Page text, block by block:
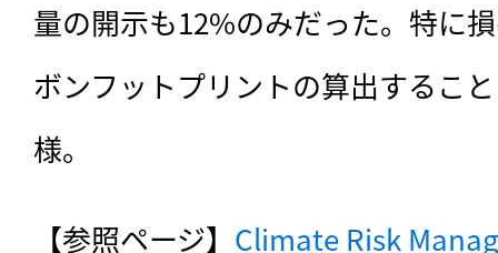
量の開示も12%のみだった。特に
ボンフットプリントの算出するこ
様。
【参照ページ】 Climate Risk